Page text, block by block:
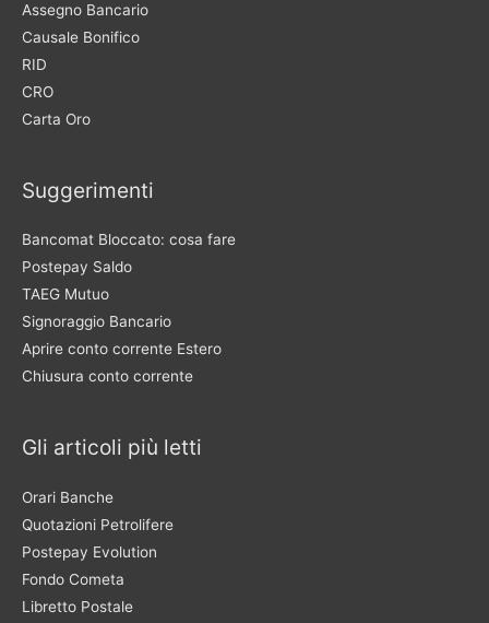
Assegno Bancario
Causale Bonifico
RID
CRO
Carta Oro
Suggerimenti
Bancomat Bloccato: cosa fare
Postepay Saldo
TAEG Mutuo
Signoraggio Bancario
Aprire conto corrente Estero
Chiusura conto corrente
Gli articoli più letti
Orari Banche
Quotazioni Petrolifere
Postepay Evolution
Fondo Cometa
Libretto Postale